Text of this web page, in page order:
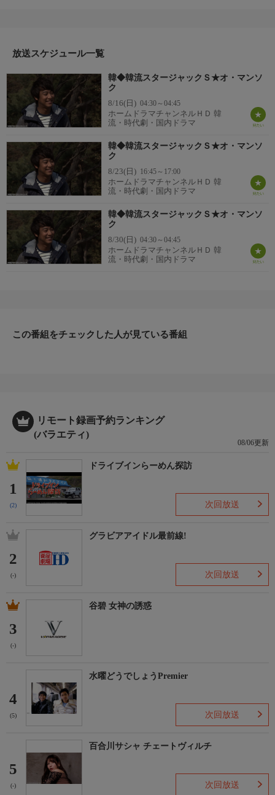
彼の隠れた魅力に迫る！
オ・マンソク（「王と私」「ぶどう畑のあの男」「恋するハイエ
ナ」）
放送スケジュール一覧
韓◆韓流スタージャックＳ★オ・マンソ
ク
8/16(日) 04:30～04:45
ホームドラマチャンネルＨＤ 韓
流・時代劇・国内ドラマ
韓◆韓流スタージャックＳ★オ・マンソ
ク
8/23(日) 16:45～17:00
ホームドラマチャンネルＨＤ 韓
流・時代劇・国内ドラマ
韓◆韓流スタージャックＳ★オ・マンソ
ク
8/30(日) 04:30～04:45
ホームドラマチャンネルＨＤ 韓
流・時代劇・国内ドラマ
この番組をチェックした人が見ている番組
リモート録画予約ランキング
(バラエティ)
08/06更新
1
(2)
ドライブインらーめん探訪
次回放送
2
(-)
グラビアアイドル最前線!
次回放送
3
(-)
谷碧 女神の誘惑
4
(5)
水曜どうでしょうPremier
次回放送
5
(-)
百合川サシャ チェートヴィルチ
次回放送